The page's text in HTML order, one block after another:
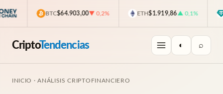
BTC$64.903,00▼ 0,2% ETH$1.919,86▲ 0,1%
CriptoTendencias ◐ ⌕
INICIO ·ANÁLISIS CRIPTOFINANCIERO